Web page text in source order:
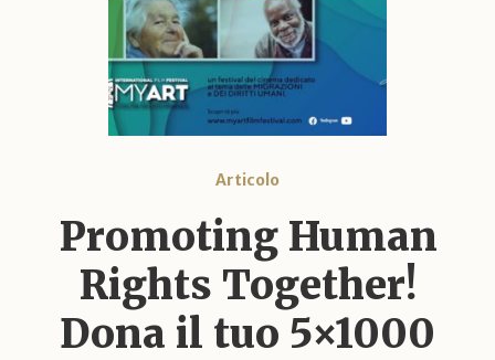
Articolo
Promoting Human
Rights Together!
Dona il tuo 5×1000